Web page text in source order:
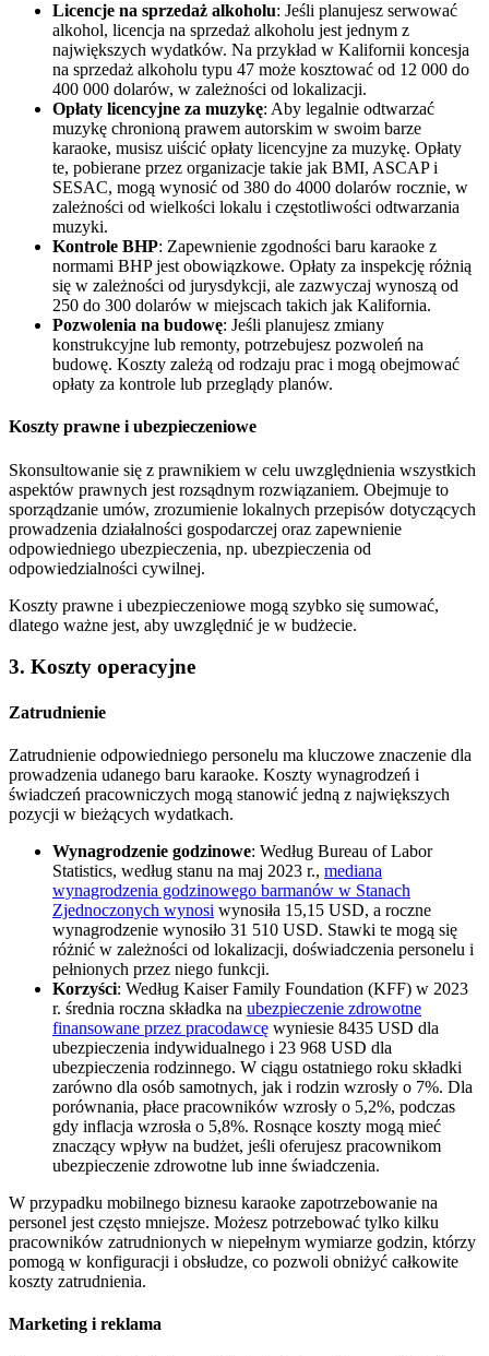
Licencje na sprzedaż alkoholu: Jeśli planujesz serwować
alkohol, licencja na sprzedaż alkoholu jest jednym z
największych wydatków. Na przykład w Kalifornii koncesja
na sprzedaż alkoholu typu 47 może kosztować od 12 000 do
400 000 dolarów, w zależności od lokalizacji.
Opłaty licencyjne za muzykę: Aby legalnie odtwarzać
muzykę chronioną prawem autorskim w swoim barze
karaoke, musisz uiścić opłaty licencyjne za muzykę. Opłaty
te, pobierane przez organizacje takie jak BMI, ASCAP i
SESAC, mogą wynosić od 380 do 4000 dolarów rocznie, w
zależności od wielkości lokalu i częstotliwości odtwarzania
muzyki.
Kontrole BHP: Zapewnienie zgodności baru karaoke z
normami BHP jest obowiązkowe. Opłaty za inspekcję różnią
się w zależności od jurysdykcji, ale zazwyczaj wynoszą od
250 do 300 dolarów w miejscach takich jak Kalifornia.
Pozwolenia na budowę: Jeśli planujesz zmiany
konstrukcyjne lub remonty, potrzebujesz pozwoleń na
budowę. Koszty zależą od rodzaju prac i mogą obejmować
opłaty za kontrole lub przeglądy planów.
Koszty prawne i ubezpieczeniowe
Skonsultowanie się z prawnikiem w celu uwzględnienia wszystkich
aspektów prawnych jest rozsądnym rozwiązaniem. Obejmuje to
sporządzanie umów, zrozumienie lokalnych przepisów dotyczących
prowadzenia działalności gospodarczej oraz zapewnienie
odpowiedniego ubezpieczenia, np. ubezpieczenia od
odpowiedzialności cywilnej.
Koszty prawne i ubezpieczeniowe mogą szybko się sumować,
dlatego ważne jest, aby uwzględnić je w budżecie.
3. Koszty operacyjne
Zatrudnienie
Zatrudnienie odpowiedniego personelu ma kluczowe znaczenie dla
prowadzenia udanego baru karaoke. Koszty wynagrodzeń i
świadczeń pracowniczych mogą stanowić jedną z największych
pozycji w bieżących wydatkach.
Wynagrodzenie godzinowe: Według Bureau of Labor
Statistics, według stanu na maj 2023 r., mediana
wynagrodzenia godzinowego barmanów w Stanach
Zjednoczonych wynosi wynosiła 15,15 USD, a roczne
wynagrodzenie wynosiło 31 510 USD. Stawki te mogą się
różnić w zależności od lokalizacji, doświadczenia personelu i
pełnionych przez niego funkcji.
Korzyści: Według Kaiser Family Foundation (KFF) w 2023
r. średnia roczna składka na ubezpieczenie zdrowotne
finansowane przez pracodawcę wyniesie 8435 USD dla
ubezpieczenia indywidualnego i 23 968 USD dla
ubezpieczenia rodzinnego. W ciągu ostatniego roku składki
zarówno dla osób samotnych, jak i rodzin wzrosły o 7%. Dla
porównania, płace pracowników wzrosły o 5,2%, podczas
gdy inflacja wzrosła o 5,8%. Rosnące koszty mogą mieć
znaczący wpływ na budżet, jeśli oferujesz pracownikom
ubezpieczenie zdrowotne lub inne świadczenia.
W przypadku mobilnego biznesu karaoke zapotrzebowanie na
personel jest często mniejsze. Możesz potrzebować tylko kilku
pracowników zatrudnionych w niepełnym wymiarze godzin, którzy
pomogą w konfiguracji i obsłudze, co pozwoli obniżyć całkowite
koszty zatrudnienia.
Marketing i reklama